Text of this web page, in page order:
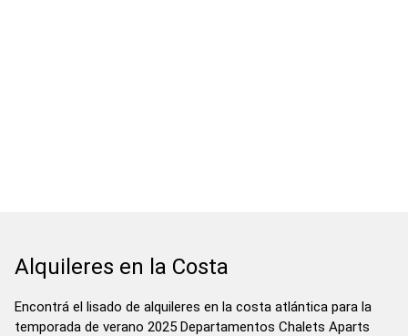
Alquileres en la Costa
Encontrá el lisado de alquileres en la costa atlántica para la
temporada de verano 2025 Departamentos Chalets Aparts